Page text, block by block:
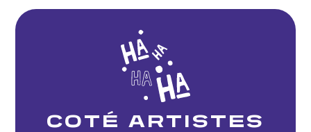
COTÉ ARTISTES